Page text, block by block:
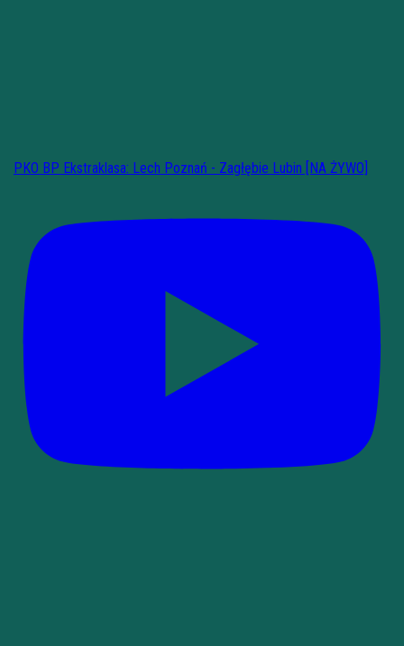
PKO BP Ekstraklasa: Lech Poznań - Zagłębie Lubin [NA ŻYWO]